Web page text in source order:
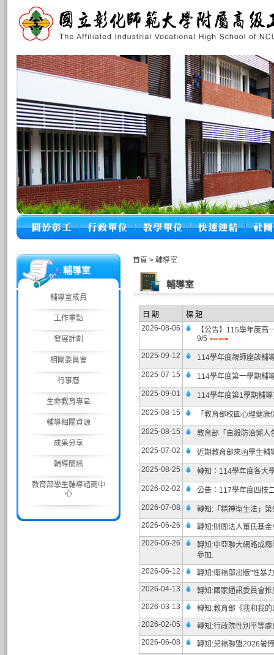
輔導室
輔導室成員
工作重點
發展計劃
相關委員會
行事曆
生命教育專區
輔導相關資源
成果分享
輔導簡訊
教育部學生輔導諮商中
心
首頁 > 輔導室
輔導室
日 期
標 題
2026-08-06
【公告】115學年度
9/5
2025-09-12
114學年度親師座談輔
2025-07-15
114學年度第一學期輔
2025-09-01
114學年度第1學期輔
2025-08-15
「教育部校園心理健
2025-08-15
教育部「自殺防治懶人
2025-07-02
近期教育部來函學生輔
2025-08-25
轉知：114學年度各大
2026-02-02
公告：117學年度四技
2026-07-08
轉知:「精神衛生法」
2026-06-26
轉知:財團法人董氏基
2026-06-26
轉知:中亞聯大網路成
參加.
2026-06-12
轉知:衛福部出版"性暴
2026-04-13
轉知:國家通訊委員會
2026-03-13
轉知:教育部《我和我
2026-02-05
轉知:行政院性別平等
2026-06-08
轉知:兒福聯盟2026暑